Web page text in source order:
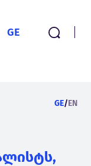
GE
GE/EN